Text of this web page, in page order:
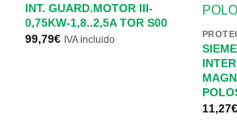
INT. GUARD.MOTOR III-
0,75KW-1,8..2,5A TOR S00
99,79€ IVA incluido
11,27€